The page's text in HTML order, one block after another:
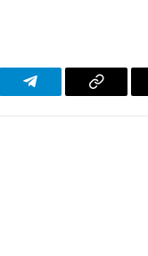
Telegram Copy